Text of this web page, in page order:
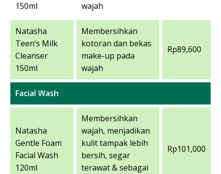
150ml
wajah
Natasha
Teen’s Milk
Cleanser
150ml
Membersihkan
kotoran dan bekas
make-up pada
wajah
Rp89,600
Facial Wash
Natasha
Gentle Foam
Facial Wash
120ml
Membersihkan
wajah, menjadikan
kulit tampak lebih
bersih, segar
terawat & sebagai
Rp101,000